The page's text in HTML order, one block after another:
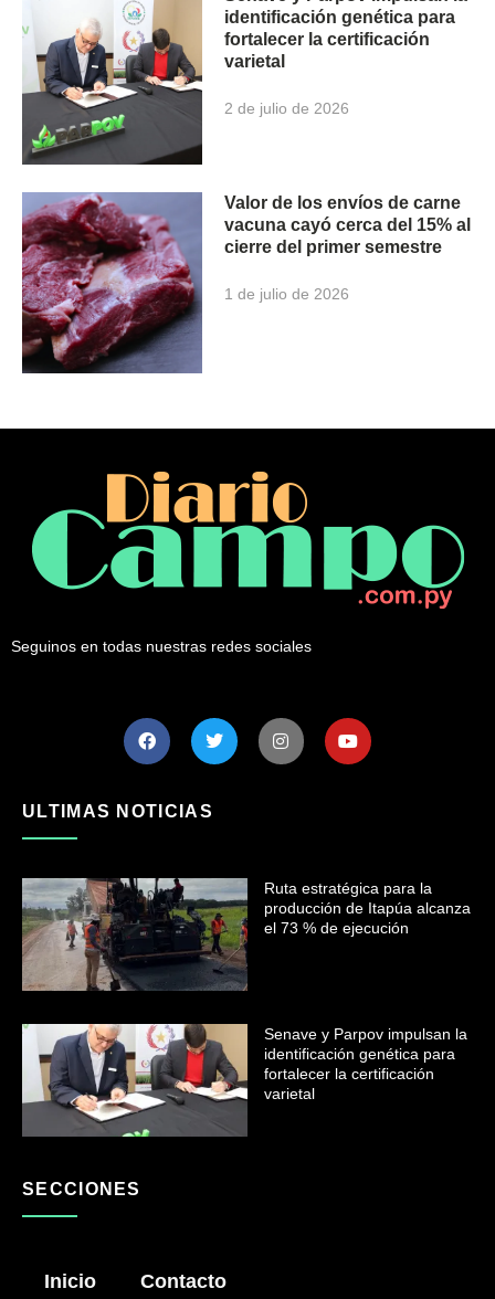
identificación genética para
fortalecer la certificación
varietal
2 de julio de 2026
Valor de los envíos de carne
vacuna cayó cerca del 15% al
cierre del primer semestre
1 de julio de 2026
Seguinos en todas nuestras redes sociales
ULTIMAS NOTICIAS
Ruta estratégica para la
producción de Itapúa alcanza
el 73 % de ejecución
Senave y Parpov impulsan la
identificación genética para
fortalecer la certificación
varietal
SECCIONES
Inicio Contacto